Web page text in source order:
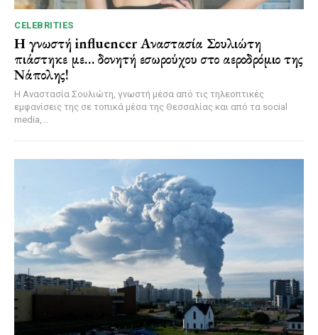
CELEBRITIES
Η γνωστή influencer Αναστασία Σουλιώτη
πιάστηκε με… δονητή εσωρούχου στο αεροδρόμιο της
Νάπολης!
Η Αναστασία Σουλιώτη, γνωστή μέσα από τις τηλεοπτικές
εμφανίσεις της σε τοπικά μέσα της Θεσσαλίας και από τα social
media,...